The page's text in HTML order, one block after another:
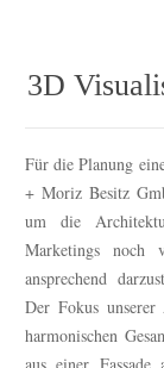
3D
Für die Planung
+ Moriz Besitz
um die
Marketings noch
ansprechend
Der Fokus
harmonischen